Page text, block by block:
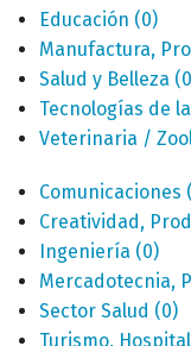
Educación (0)
Manufactura,
Salud y Belleza
Tecnologías de
Veterinaria /
Comunicaciones
Creatividad,
Ingeniería (0)
Mercadotecnia,
Sector Salud (0)
Turismo,